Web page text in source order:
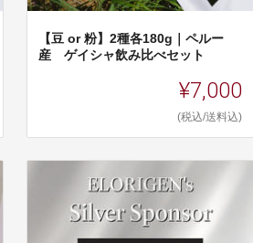
【豆 or 粉】2種各180g｜ペルー
産 ゲイシャ飲み比べセット
¥7,000
(税込/送料込)